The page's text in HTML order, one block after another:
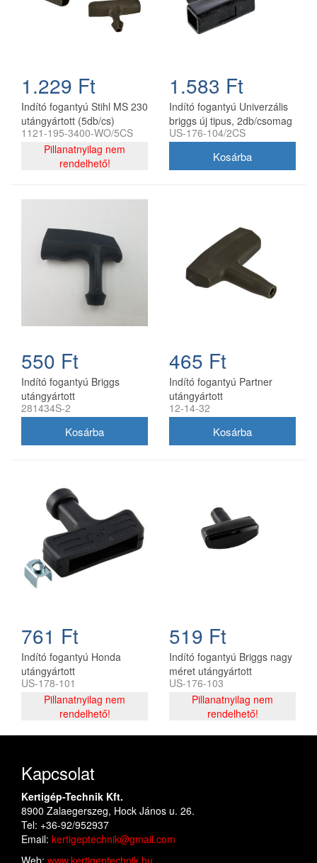
1.229 Ft
Indító fogantyú Stihl MS 230
utángyártott (5db/cs)
1121-195-3400-WO/5CS
Pillanatnyilag nem
rendelhető!
1.583 Ft
Indító fogantyú Univerzális
briggs új tipus, 2db/csomag
utángyártott
US-176-104/2CS
550 Ft
Indító fogantyú Briggs
utángyártott
281434S-2
465 Ft
Indító fogantyú Partner
utángyártott
12-14-32
761 Ft
Indító fogantyú Honda
utángyártott
US-178-101
Pillanatnyilag nem
rendelhető!
519 Ft
Indító fogantyú Briggs nagy
méret utángyártott
US-176-103
Pillanatnyilag nem
rendelhető!
Kapcsolat
Kertigép-Technik Kft.
8900 Zalaegerszeg, Hock János u. 26.
Tel: +36-92/952937
Email: kertigeptechnik@gmail.com